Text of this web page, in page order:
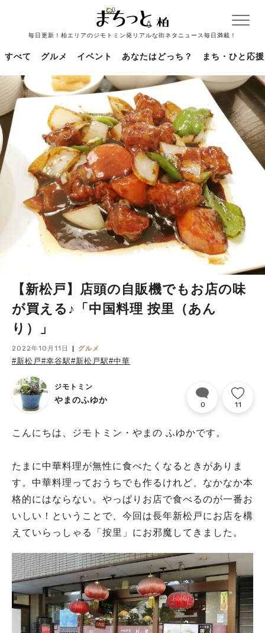
毎日更新！柏エリアのジモトミン発リアルな街ネタニュース毎日満載！
すべて グルメ イベント あなたはどっち？ まち・ひと応援
【新松戸】店頭の自販機でもお店の味
が買える♪「中国料理 按里（あん
り）」
2022年10月11日 グルメ
#新松戸#幸谷駅#新松戸駅#中華
ジモトミン
やまのふゆか 0 11
こんにちは、ジモトミン・やまの ふゆかです。
たまに中華料理が無性に食べたくなるときがありま
す。中華料理っておうちでも作るけれど、なかなか本
格的にはならない。やっぱりお店で食べるのが一番お
いしい！ということで、今回は長年新松戸にお店を構
えていらっしゃる「按里」にお邪魔してきました。